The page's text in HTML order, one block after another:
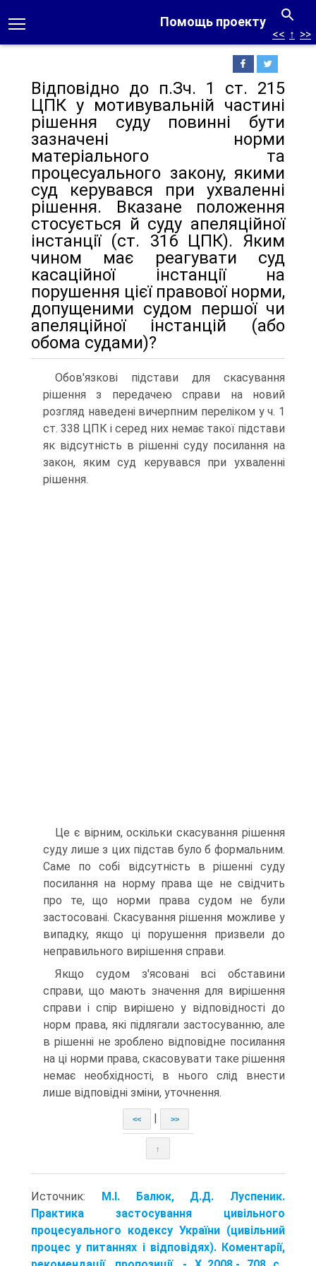
Помощь проекту
<< ↑ >>
Відповідно до п.Зч. 1 ст. 215
ЦПК у мотивувальній частині
рішення суду повинні бути
зазначені норми
матеріального та
процесуального закону, якими
суд керувався при ухваленні
рішення. Вказане положення
стосується й суду апеляційної
інстанції (ст. 316 ЦПК). Яким
чином має реагувати суд
касаційної інстанції на
порушення цієї правової норми,
допущеними судом першої чи
апеляційної інстанцій (або
обома судами)?
Обов'язкові підстави для скасування
рішення з передачею справи на новий
розгляд наведені вичерпним переліком у ч. 1
ст. 338 ЦПК і серед них немає такої підстави
як відсутність в рішенні суду посилання на
закон, яким суд керувався при ухваленні
рішення.
Це є вірним, оскільки скасування рішення
суду лише з цих підстав було б формальним.
Саме по собі відсутність в рішенні суду
посилання на норму права ще не свідчить
про те, що норми права судом не були
застосовані. Скасування рішення можливе у
випадку, якщо ці порушення призвели до
неправильного вирішення справи.
Якщо судом з'ясовані всі обставини
справи, що мають значення для вирішення
справи і спір вирішено у відповідності до
норм права, які підлягали застосуванню, але
в рішенні не зроблено відповідне посилання
на ці норми права, скасовувати таке рішення
немає необхідності, в нього слід внести
лише відповідні зміни, уточнення.
<< >>
↑
Источник: М.І. Балюк, Д.Д. Луспеник.
Практика застосування цивільного
процесуального кодексу України (цивільний
процес у питаннях і відповідях). Коментарії,